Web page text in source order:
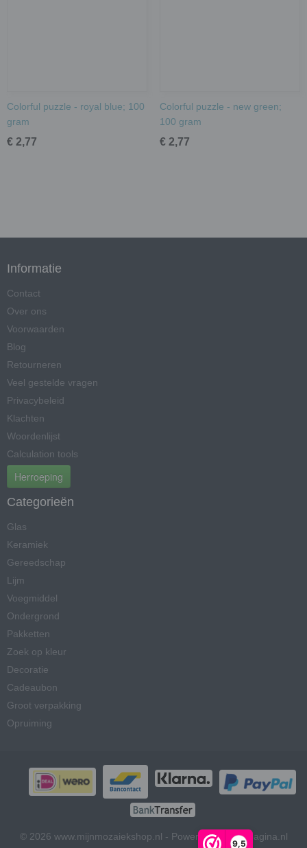
9,5
Colorful puzzle - royal blue; 100
gram
€ 2,77
Colorful puzzle - new green;
100 gram
€ 2,77
Informatie
Contact
Over ons
Voorwaarden
Blog
Retourneren
Veel gestelde vragen
Privacybeleid
Klachten
Woordenlijst
Calculation tools
Herroeping
Categorieën
Glas
Keramiek
Gereedschap
Lijm
Voegmiddel
Ondergrond
Pakketten
Zoek op kleur
Decoratie
Cadeaubon
Groot verpakking
Opruiming
© 2026 www.mijnmozaiekshop.nl - Powered by Shoppagina.nl